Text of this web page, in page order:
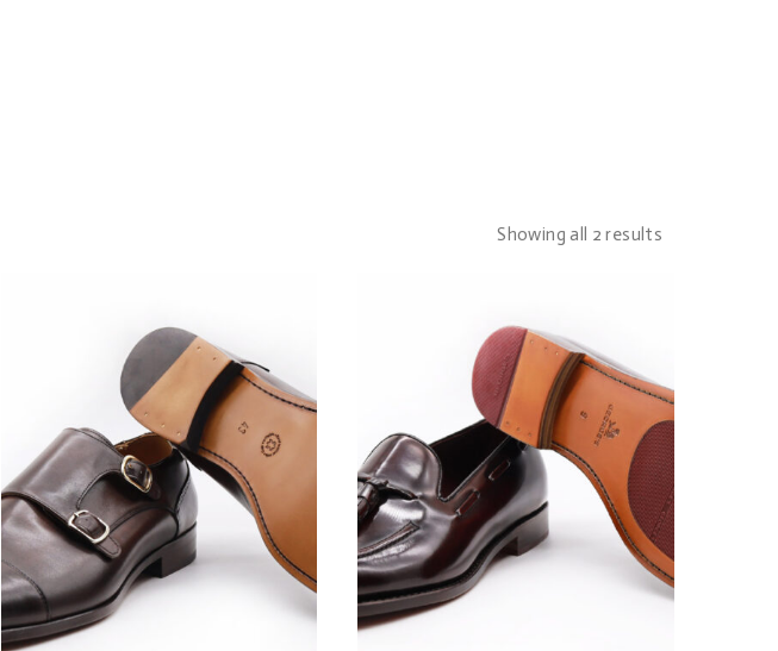
Showing all 2 results